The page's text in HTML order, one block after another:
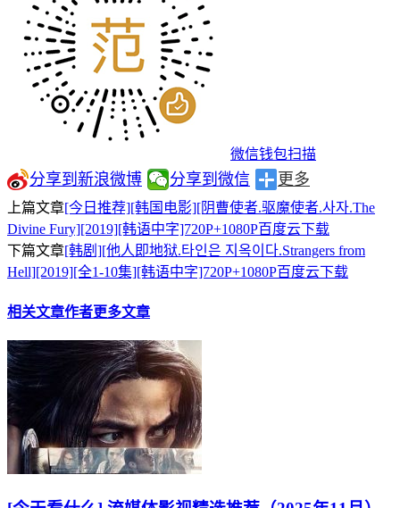
微信钱包扫描
分享到新浪微博 分享到微信 更多
上篇文章[今日推荐][韩国电影][阴曹使者.驱魔使者.사자.The
Divine Fury][2019][韩语中字]720P+1080P百度云下载
下篇文章[韩剧][他人即地狱.타인은 지옥이다.Strangers from
Hell][2019][全1-10集][韩语中字]720P+1080P百度云下载
相关文章作者更多文章